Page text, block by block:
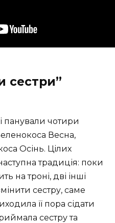
сестри”
панували чотири
Весна,
Осінь. Цілих
традиція: поки
на троні, дві інші
сестру, саме
її пора сідати
сестру та